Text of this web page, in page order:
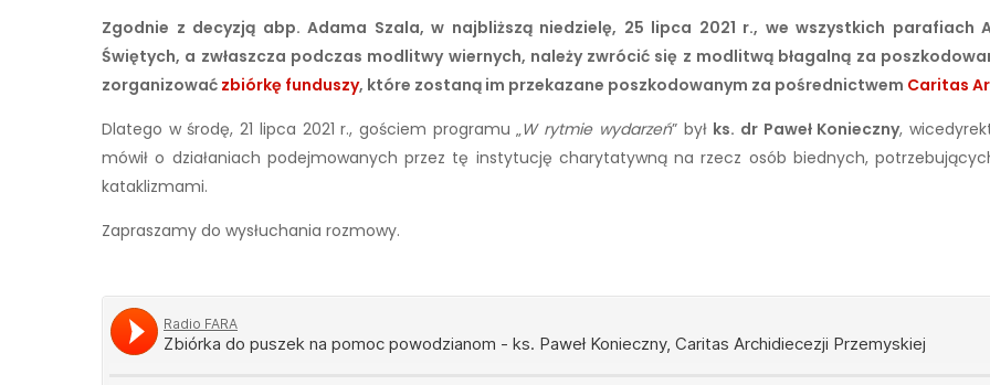
Zgodnie z decyzją abp. Adama Szala, w najbliższą niedzielę, 25 lipca 2021 r., we wszystkich parafiach
Świętych, a zwłaszcza podczas modlitwy wiernych, należy zwrócić się z modlitwą błagalną za
zorganizować zbiórkę funduszy, które zostaną im przekazane poszkodowanym za pośrednictwem Caritas
Dlatego w środę, 21 lipca 2021 r., gościem programu „W rytmie wydarzeń” był ks. dr Paweł Konieczny,
mówił o działaniach podejmowanych przez tę instytucję charytatywną na rzecz osób biednych,
kataklizmami.
Zapraszamy do wysłuchania rozmowy.